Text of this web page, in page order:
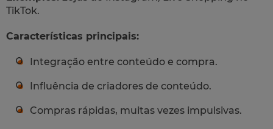
TikTok.
Características principais:
Integração entre conteúdo e compra.
Influência de criadores de conteúdo.
Compras rápidas, muitas vezes impulsivas.